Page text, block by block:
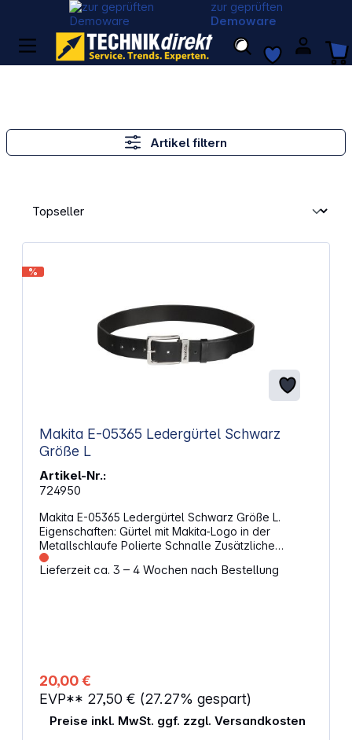
zur geprüften
Demoware
Artikel filtern
%
Makita E-05365 Ledergürtel Schwarz
Größe L
Artikel-Nr.:
724950
Makita E-05365 Ledergürtel Schwarz Größe L.
Eigenschaften: Gürtel mit Makita-Logo in der
Metallschlaufe Polierte Schnalle Zusätzliche
Lederschlaufe Anpassbare Länge Material:
Rindsleder Gesamtlänge: 133 cm (Größe L) Breite:
Lieferzeit ca. 3 – 4 Wochen nach Bestellung
20,00 €
EVP** 27,50 € (27.27% gespart)
Preise inkl. MwSt. ggf. zzgl. Versandkosten